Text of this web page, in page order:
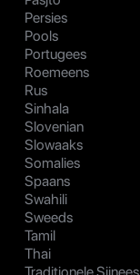
Persies
Pools
Portugees
Roemeens
Rus
Sinhala
Slovenian
Slowaaks
Somalies
Spaans
Swahili
Sweeds
Tamil
Thai